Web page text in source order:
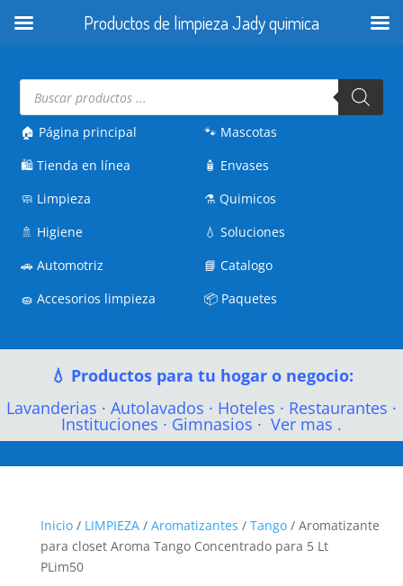
Búsqueda
productos
🏠 Página principal
🛍️Tienda en línea
🧼 Limpieza
🚿 Higiene
🚗Automotriz
🧽Accesorios limpieza
🐾 Mascotas
🧴 Envases
⚗️Quimicos
💧Soluciones
📘Catalogo
📦 Paquetes
💧 Productos para tu hogar o negocio:
Lavanderias · Autolavados · Hoteles · Restaurantes ·
Instituciones · Gimnasios · Ver mas .
Inicio/ LIMPIEZA/ Aromatizantes / Tango/ Aromatizante
para closet Aroma Tango Concentrado para 5 Lt
PLim50
Productos de limpieza Jady quimica